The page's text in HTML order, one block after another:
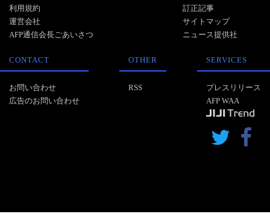
利用規約
運営会社
AFP通信会長ごあいさつ
訂正記事
サイトマップ
ニュース提供社
CONTACT
お問い合わせ
広告のお問い合わせ
OTHER
RSS
SERVICES
プレスリリース
AFP WAA